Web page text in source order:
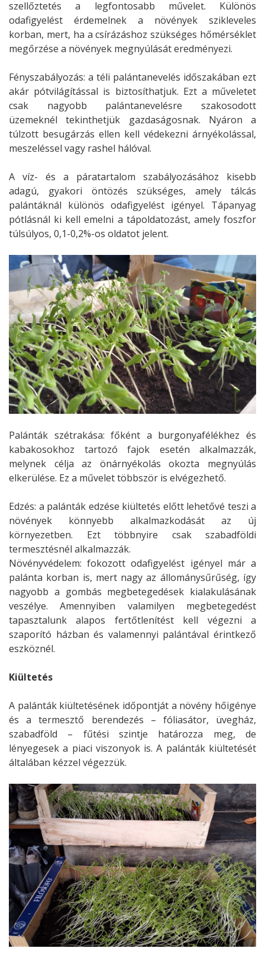
szellőztetés a legfontosabb művelet. Különös
odafigyelést érdemelnek a növények szikleveles
korban, mert, ha a csírázáshoz szükséges hőmérséklet
megőrzése a növények megnyúlását eredményezi.
Fényszabályozás: a téli palántanevelés időszakában ezt
akár pótvilágítással is biztosíthatjuk. Ezt a műveletet
csak nagyobb palántanevelésre szakosodott
üzemeknél tekinthetjük gazdaságosnak. Nyáron a
túlzott besugárzás ellen kell védekezni árnyékolással,
meszeléssel vagy rashel hálóval.
A víz- és a páratartalom szabályozásához kisebb
adagú, gyakori öntözés szükséges, amely tálcás
palántáknál különös odafigyelést igényel. Tápanyag
pótlásnál ki kell emelni a tápoldatozást, amely foszfor
túlsúlyos, 0,1-0,2%-os oldatot jelent.
Palánták szétrakása: főként a burgonyafélékhez és
kabakosokhoz tartozó fajok esetén alkalmazzák,
melynek célja az önárnyékolás okozta megnyúlás
elkerülése. Ez a művelet többször is elvégezhető.
Edzés: a palánták edzése kiültetés előtt lehetővé teszi a
növények könnyebb alkalmazkodását az új
környezetben. Ezt többnyire csak szabadföldi
termesztésnél alkalmazzák.
Növényvédelem: fokozott odafigyelést igényel már a
palánta korban is, mert nagy az állománysűrűség, így
nagyobb a gombás megbetegedések kialakulásának
veszélye. Amennyiben valamilyen megbetegedést
tapasztalunk alapos fertőtlenítést kell végezni a
szaporító házban és valamennyi palántával érintkező
eszköznél.
Kiültetés
A palánták kiültetésének időpontját a növény hőigénye
és a termesztő berendezés – fóliasátor, üvegház,
szabadföld – fűtési szintje határozza meg, de
lényegesek a piaci viszonyok is. A palánták kiültetését
általában kézzel végezzük.